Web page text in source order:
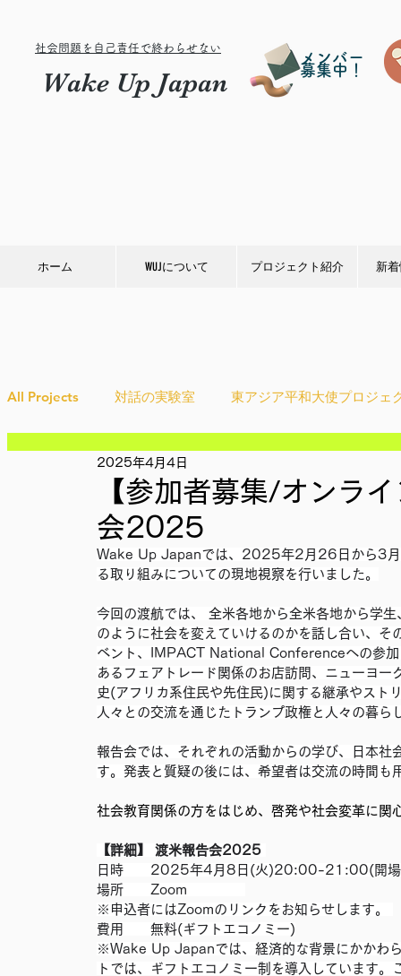
社会問題を自己責任で終わらせない
Wake Up Japan
メンバー
募集中！
ホーム WUJについて プロジェクト紹介 新
All Projects 対話の実験室 東アジア平和大使プロジェ
Ethical＆Sustainably
IMPACT Japan studytour
かなさうちなー セルフケアプロジェクト 教材開
SDGカフェでふらっとアクション ことばのたまり場
国際会議 現地調査訪問 総会
【参加者募集/オンラ
会2025
2025年4月4日
Wake Up Japanでは、2025年2月26日から3月
る取り組みについての現地視察を行いました。
今回の渡航では、 全米各地から全米各地から学
のように社会を変えていけるのかを話し合い、
ベント、IMPACT National Conferenceへの参加
あるフェアトレード関係のお店訪問、ニューヨ
史(アフリカ系住民や先住民)に関する継承やスト
人々との交流を通じたトランプ政権と人々の暮ら
報告会では、それぞれの活動からの学び、日本
す。発表と質疑の後には、希望者は交流の時間も
社会教育関係の方をはじめ、啓発や社会変革に関
【詳細】 渡米報告会2025
日時　　2025年4月8日(火)20:00-21:00(開
場所　　Zoom
※申込者にはZoomのリンクをお知らせします。
費用　　無料(ギフトエコノミー)
※Wake Up Japanでは、経済的な背景にかかわ
トでは、ギフトエコノミー制を導入しています